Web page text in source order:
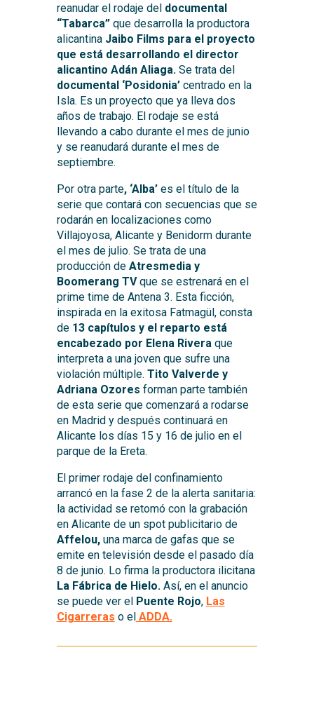
reanudar el rodaje del documental
“Tabarca”que desarrolla la productora
alicantina Jaibo Films para el proyecto
que está desarrollando el director
alicantino Adán Aliaga. Se trata del
documental ‘Posidonia’centrado en la
Isla. Es un proyecto que ya lleva dos
años de trabajo. El rodaje se está
llevando a cabo durante el mes de junio
y se reanudará durante el mes de
septiembre.
Por otra parte, ‘Alba’es el título de la
serie que contará con secuencias que se
rodarán en localizaciones como
Villajoyosa, Alicante y Benidorm durante
el mes de julio. Se trata de una
producción deAtresmedia y
Boomerang TVque se estrenará en el
prime time de Antena 3. Esta ficción,
inspirada en la exitosa Fatmagül, consta
de 13 capítulos y el reparto está
encabezado por Elena Rivera que
interpreta a una joven que sufre una
violación múltiple. Tito Valverde y
Adriana Ozores forman parte también
de esta serie que comenzará a rodarse
en Madrid y después continuará en
Alicante los días 15 y 16 de julio en el
parque de la Ereta.
El primer rodaje del confinamiento
arrancó en la fase 2 de la alerta sanitaria:
la actividad se retomó con la grabación
en Alicante de un spot publicitario de
Affelou,una marca de gafas que se
emite en televisión desde el pasado día
8 de junio. Lo firma la productora ilicitana
La Fábrica de Hielo. Así, en el anuncio
se puede ver el Puente Rojo, Las
Cigarreras o elADDA.